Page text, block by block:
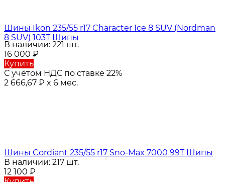
Шины Ikon 235/55 r17 Character Ice 8 SUV (Nordman
8 SUV) 103T Шипы
В наличии: 221 шт.
16 000 ₽
Купить
С учётом НДС по ставке 22%
2 666,67 ₽ x 6 мес.
Шины Cordiant 235/55 r17 Sno-Max 7000 99T Шипы
В наличии: 217 шт.
12 100 ₽